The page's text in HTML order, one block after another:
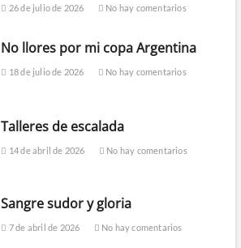
26 de julio de 2026 No hay comentarios
No llores por mi copa Argentina
18 de julio de 2026 No hay comentarios
Talleres de escalada
14 de abril de 2026 No hay comentarios
Sangre sudor y gloria
7 de abril de 2026 No hay comentarios